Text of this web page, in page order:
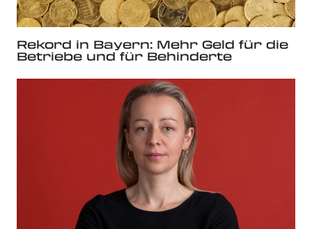
Rekord in Bayern: Mehr Geld für die
Betriebe und für Behinderte